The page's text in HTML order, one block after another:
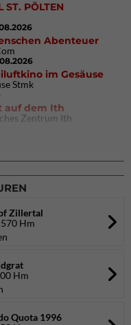
ST. PÖLTEN
Abenteuer
im Gesäuse
Stmk
auf dem Ith
Zentrum Ith
Süd (Thalkirchen)
Zillertal
Hm
Hm
Quota 1996